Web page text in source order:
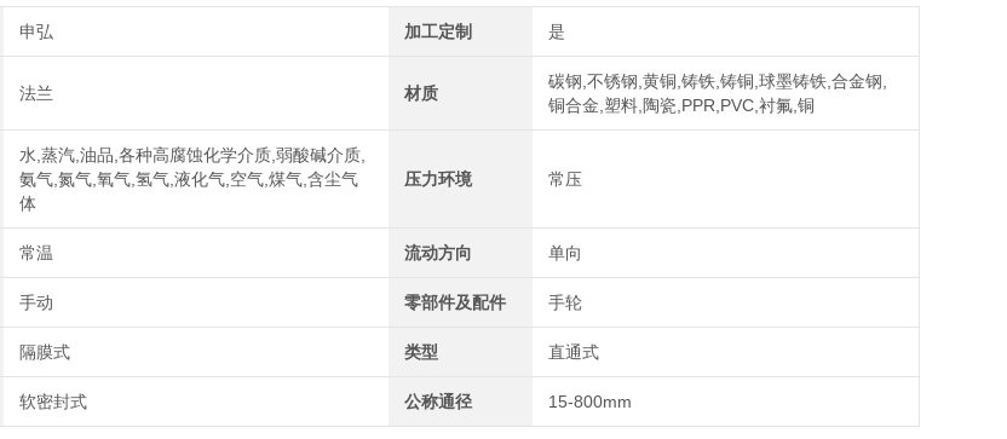
申弘 加工定制 是
法兰 材质
碳钢,不锈钢,黄铜,铸铁,铸铜,球墨铸铁,合金钢,
铜合金,塑料,陶瓷,PPR,PVC,衬氟,铜
水,蒸汽,油品,各种高腐蚀化学介质,弱酸碱介质,
氨气,氮气,氧气,氢气,液化气,空气,煤气,含尘气
体
压力环境 常压
常温 流动方向 单向
手动 零部件及配件 手轮
隔膜式 类型 直通式
软密封式 公称通径 15-800mm